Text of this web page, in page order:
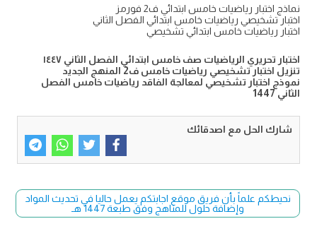
نماذج اختبار رياضيات خامس ابتدائي ف2 فورمز
اختبار تشخيصي رياضيات خامس ابتدائي الفصل الثاني
اختبار رياضيات خامس ابتدائي تشخيصي
اختبار تحريري الرياضيات صف خامس ابتدائي الفصل الثاني ١٤٤٧
تنزيل اختبار تشخيصي رياضيات خامس ف2 المنهج الجديد
نموذج اختبار تشخيصي لمعالجة الفاقد رياضيات خامس الفصل
الثاني 1447
شارك الحل مع اصدقائك
نحيطكم علماً بأن فريق موقع اجابتكم يعمل حاليا في تحديث المواد
وإضافة حلول للمناهج وفق طبعة 1447 هـ